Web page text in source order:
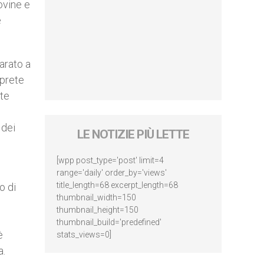
e
a
di
LE NOTIZIE PIÙ LETTE
[wpp post_type='post' limit=4
range='daily' order_by='views'
title_length=68 excerpt_length=68
thumbnail_width=150
thumbnail_height=150
thumbnail_build='predefined'
stats_views=0]